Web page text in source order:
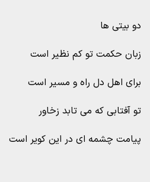
دو بیتی ها
زبان حکمت تو کم نظیر است
برای اهل دل راه و مسیر است
تو آفتابی که می تابد زخاور
پیامت چشمه ای در این کویر است